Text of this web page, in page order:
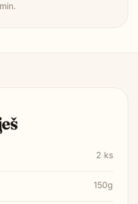
min.
2 ks
150g